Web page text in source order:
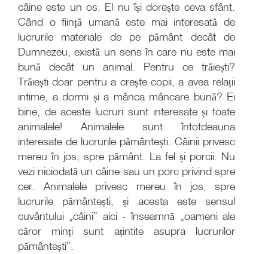
câine este un os. El nu își dorește ceva sfânt.
Când o ființă umană este mai interesată de
lucrurile materiale de pe pământ decât de
Dumnezeu, există un sens în care nu este mai
bună decât un animal. Pentru ce trăiești?
Trăiești doar pentru a crește copii, a avea relații
intime, a dormi și a mânca mâncare bună? Ei
bine, de aceste lucruri sunt interesate și toate
animalele! Animalele sunt întotdeauna
interesate de lucrurile pământești. Câinii privesc
mereu în jos, spre pământ. La fel și porcii. Nu
vezi niciodată un câine sau un porc privind spre
cer. Animalele privesc mereu în jos, spre
lucrurile pământești, și acesta este sensul
cuvântului „câini” aici - înseamnă „oameni ale
căror minți sunt ațintite asupra lucrurilor
pământești”.